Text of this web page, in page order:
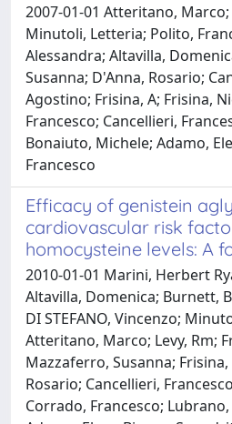
2007-01-01 Atteritano,
Minutoli, Letteria; Polito,
Alessandra; Altavilla,
Susanna; D'Anna, Rosario;
Agostino; Frisina, A; Frisina,
Francesco; Cancellieri,
Bonaiuto, Michele; Adamo,
Francesco
Efficacy of genistein
cardiovascular risk
homocysteine levels: A
2010-01-01 Marini, Herbert
Altavilla, Domenica; Burnett,
DI STEFANO, Vincenzo;
Atteritano, Marco; Levy, Rm;
Mazzaferro, Susanna; Frisina,
Rosario; Cancellieri,
Corrado, Francesco;